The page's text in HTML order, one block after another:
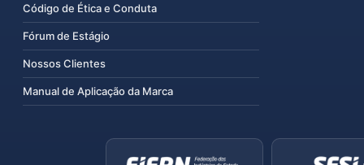
Código de Ética e Conduta
Fórum de Estágio
Nossos Clientes
Manual de Aplicação da Marca